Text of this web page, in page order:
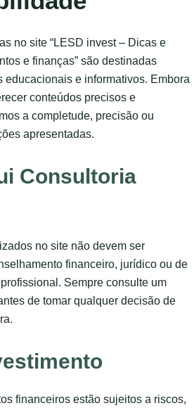
no site “LESD invest – Dicas e
e finanças” são destinadas
educacionais e informativos. Embora
conteúdos precisos e
a completude, precisão ou
apresentadas.
Consultoria
no site não devem ser
financeiro, jurídico ou de
Sempre consulte um
de tomar qualquer decisão de
financeiros estão sujeitos a riscos,